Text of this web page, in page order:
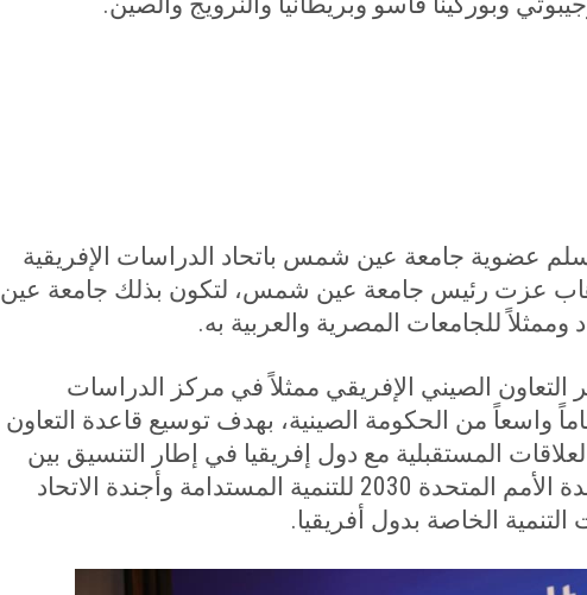
عضوية جامعة عين شمس باتحاد الدراسات الإفريقية
عزت رئيس جامعة عين شمس، لتكون بذلك جامعة عين
للجامعات المصرية والعربية به.
التعاون الصيني الإفريقي ممثلاً في مركز الدراسات
واسعاً من الحكومة الصينية، بهدف توسيع قاعدة التعاون
المستقبلية مع دول إفريقيا في إطار التنسيق بين
مبادرة الحزام والطريق وأجندة الأمم المتحدة 2030 للتنمية المستدامة وأجندة الاتحاد
.